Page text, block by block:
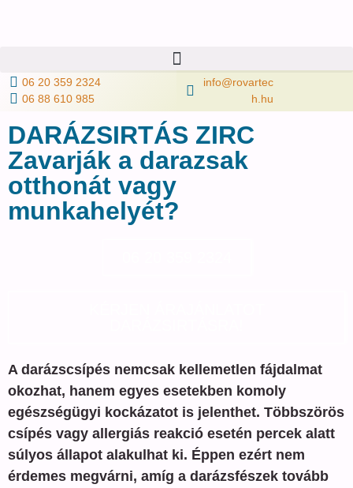
06 20 359 2324
06 88 610 985
info@rovartec
h.hu
DARÁZSIRTÁS ZIRC
Zavarják a darazsak
otthonát vagy
munkahelyét?
A darázscsípés nemcsak kellemetlen fájdalmat
okozhat, hanem egyes esetekben komoly
egészségügyi kockázatot is jelenthet. Többszörös
csípés vagy allergiás reakció esetén percek alatt
súlyos állapot alakulhat ki. Éppen ezért nem
érdemes megvárni, amíg a darázsfészek tovább